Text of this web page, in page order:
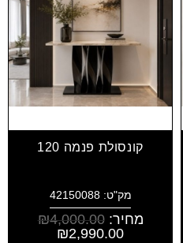
קונסולת פנמה 120
מק"ט: 42150088
מחיר: ₪4,000.00
₪2,990.00